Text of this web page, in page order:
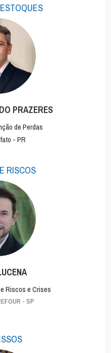
PRAZERES
de Perdas
- PR
RISCOS
Riscos e Crises
- SP